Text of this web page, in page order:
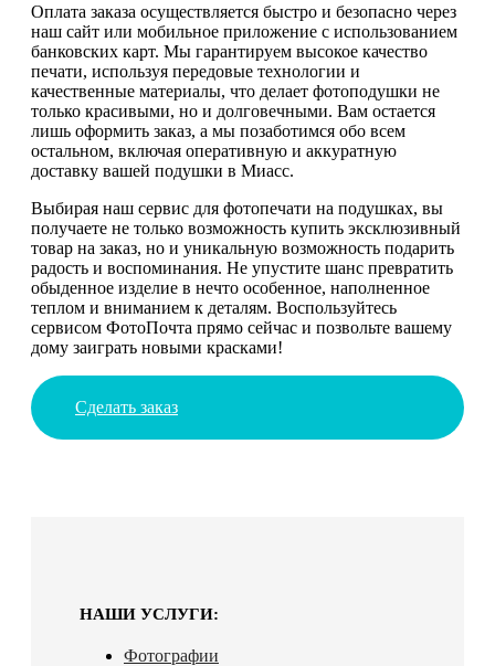
Оплата заказа осуществляется быстро и безопасно через
наш сайт или мобильное приложение с использованием
банковских карт. Мы гарантируем высокое качество
печати, используя передовые технологии и
качественные материалы, что делает фотоподушки не
только красивыми, но и долговечными. Вам остается
лишь оформить заказ, а мы позаботимся обо всем
остальном, включая оперативную и аккуратную
доставку вашей подушки в Миасс.
Выбирая наш сервис для фотопечати на подушках, вы
получаете не только возможность купить эксклюзивный
товар на заказ, но и уникальную возможность подарить
радость и воспоминания. Не упустите шанс превратить
обыденное изделие в нечто особенное, наполненное
теплом и вниманием к деталям. Воспользуйтесь
сервисом ФотоПочта прямо сейчас и позвольте вашему
дому заиграть новыми красками!
Сделать заказ
НАШИ УСЛУГИ:
Фотографии